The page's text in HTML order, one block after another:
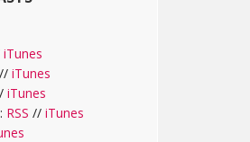
iTunes
// iTunes
iTunes
RSS // iTunes